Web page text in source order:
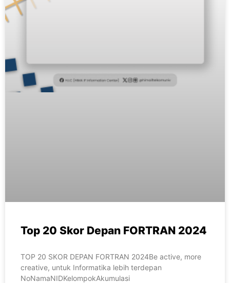
Top 20 Skor Depan FORTRAN 2024
TOP 20 SKOR DEPAN FORTRAN 2024Be active, more
creative, untuk Informatika lebih terdepan
NoNamaNIDKelompokAkumulasi